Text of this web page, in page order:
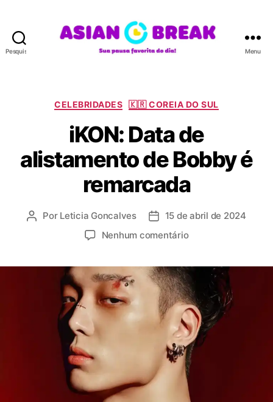
Pesquisar
A
B
R
E
A
K
Menu
C
t
e
g
o
r
i
CELEBRIDADES 🇰🇷 COREIA DO SUL
iKON: Data de
alistamento de Bobby é
remarcada
A
r
Por Leticia Goncalves
D
d
e
a
15 de abril de 2024
Nenhum comentárioe
O
N
:
D
a
t
a
d
e